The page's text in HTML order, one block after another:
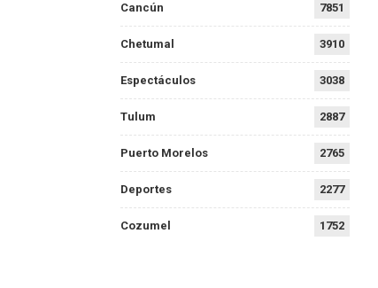
Cancún 7851
Chetumal 3910
Espectáculos 3038
Tulum 2887
Puerto Morelos 2765
Deportes 2277
Cozumel 1752